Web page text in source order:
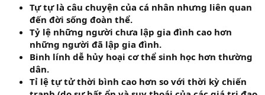
Tự tự là câu chuyện của cá nhân nhưng liên quan
đến đời sống đoàn thể.
Tỷ lệ những người chưa lập gia đình cao hơn
những người đã lập gia đình.
Binh lính dễ hủy hoại cơ thể sinh học hơn thường
dân.
Tỉ lệ tự tử thời bình cao hơn so với thời kỳ chiến